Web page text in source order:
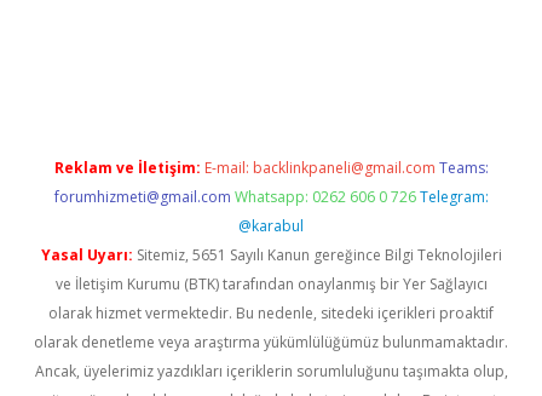
Reklam ve İletişim: E-mail: backlinkpaneli@gmail.com Teams:
forumhizmeti@gmail.com Whatsapp: 0262 606 0 726 Telegram:
@karabul
Yasal Uyarı: Sitemiz, 5651 Sayılı Kanun gereğince Bilgi Teknolojileri
ve İletişim Kurumu (BTK) tarafından onaylanmış bir Yer Sağlayıcı
olarak hizmet vermektedir. Bu nedenle, sitedeki içerikleri proaktif
olarak denetleme veya araştırma yükümlülüğümüz bulunmamaktadır.
Ancak, üyelerimiz yazdıkları içeriklerin sorumluluğunu taşımakta olup,